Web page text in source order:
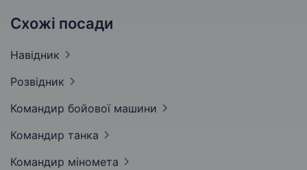
Схожі посади
Навідник
Розвідник
Командир бойової машини
Командир танка
Командир міномета